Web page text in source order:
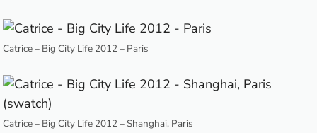
Catrice – Big City Life 2012 – Paris
Catrice – Big City Life 2012 – Shanghai, Paris